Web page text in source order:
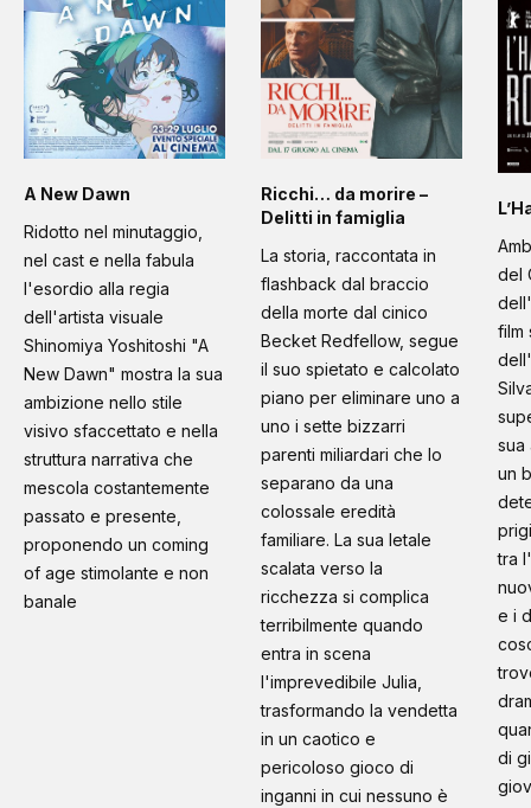
A New Dawn
Ridotto nel minutaggio,
nel cast e nella fabula
l'esordio alla regia
dell'artista visuale
Shinomiya Yoshitoshi "A
New Dawn" mostra la sua
ambizione nello stile
visivo sfaccettato e nella
struttura narrativa che
mescola costantemente
passato e presente,
proponendo un coming
of age stimolante e non
banale
Ricchi… da morire –
Delitti in famiglia
La storia, raccontata in
flashback dal braccio
della morte dal cinico
Becket Redfellow, segue
il suo spietato e calcolato
piano per eliminare uno a
uno i sette bizzarri
parenti miliardari che lo
separano da una
colossale eredità
familiare. La sua letale
scalata verso la
ricchezza si complica
terribilmente quando
entra in scena
l'imprevedibile Julia,
trasformando la vendetta
in un caotico e
pericoloso gioco di
inganni in cui nessuno è
del
film
sua
un
tra
e i
di